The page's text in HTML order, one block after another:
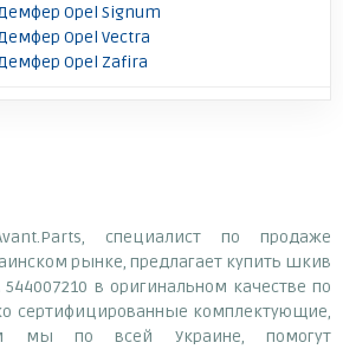
Opel Signum
Opel Vectra
Opel Zafira
специалист по продаже
рынке, предлагает купить шкив
544007210 в оригинальном качестве по
сертифицированные комплектующие,
мы по всей Украине, помогут